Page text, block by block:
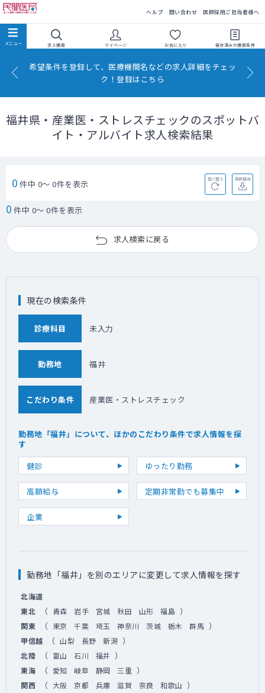
ヘルプ 問い合わせ 医師採用ご担当者様へ
求人検索 マイページ お気に入り 保存済みの検索条件
希望条件を登録して、医療機関名などの求人詳細をチェッ
ク！登録はこちら
福井県・産業医・ストレスチェックのスポットバ
イト・アルバイト求人検索結果
0 件中 0～ 0件を表示 並べ替え 条件保存
0 件中 0～ 0件を表示
求人検索に戻る
現在の検索条件
診療科目 未入力
勤務地 福井
こだわり条件 産業医・ストレスチェック
勤務地「福井」について、ほかのこだわり条件で求人情報を探
す
健診
ゆったり勤務
高額給与 定期非常勤でも募集中
企業
勤務地「福井」を別のエリアに変更して求人情報を探す
北海道
東北
（ 青森 岩手 宮城 秋田 山形 福島 ）
関東 （ 東京 千葉 埼玉 神奈川 茨城 栃木 群馬 ）
甲信越 （ 山梨 長野 新潟 ）
北陸 （ 富山 石川 福井 ）
東海 （ 愛知 岐阜 静岡 三重 ）
関西 （ 大阪 京都 兵庫 滋賀 奈良 和歌山 ）